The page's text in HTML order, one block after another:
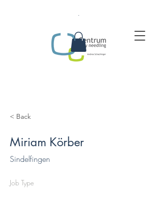
.
< Back
Miriam Körber
Sindelfingen
Job Type